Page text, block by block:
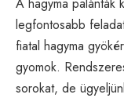
legfontosabb
fiatal hagyma
gyomok.
sorokat, de